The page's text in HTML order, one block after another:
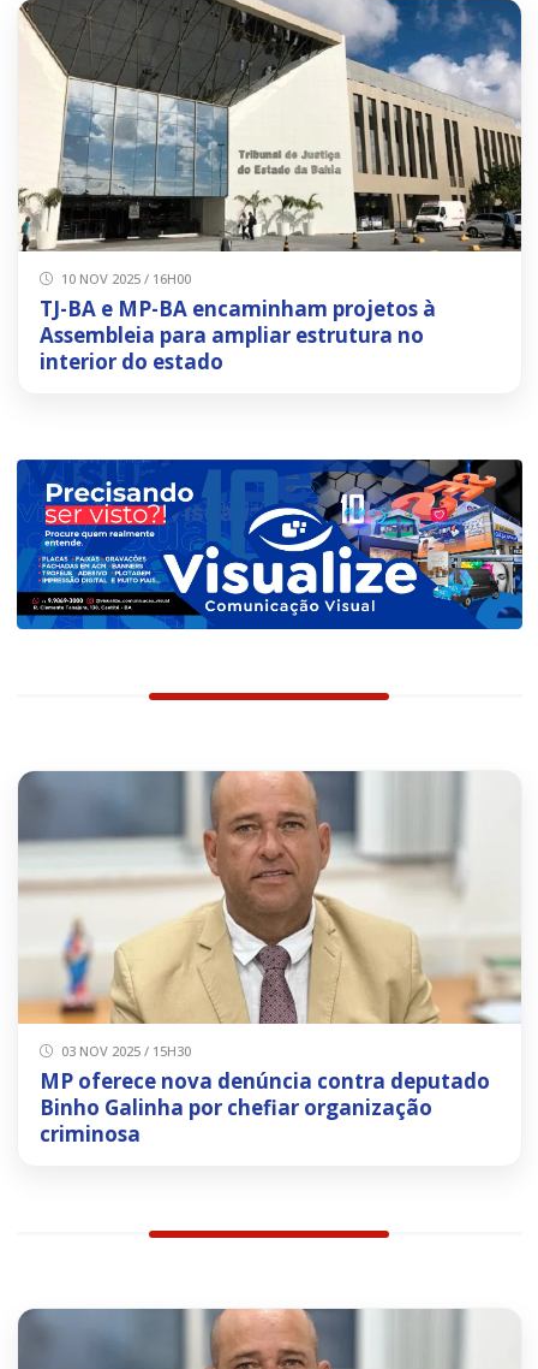
10 NOV 2025 / 16H00
TJ-BA e MP-BA encaminham projetos à
Assembleia para ampliar estrutura no
interior do estado
03 NOV 2025 / 15H30
MP oferece nova denúncia contra deputado
Binho Galinha por chefiar organização
criminosa